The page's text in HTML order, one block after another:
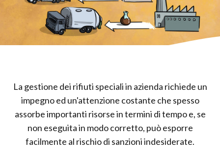
La gestione dei rifiuti speciali in azienda richiede un
impegno ed un'attenzione costante che spesso
assorbe importanti risorse in termini di tempo e, se
non eseguita in modo corretto, può esporre
facilmente al rischio di sanzioni indesiderate.